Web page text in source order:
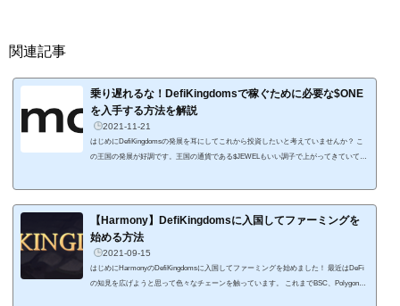
関連記事
乗り遅れるな！DefiKingdomsで稼ぐために必要な$ONE
を入手する方法を解説
2021-11-21
はじめにDefiKingdomsの発展を耳にしてこれから投資したいと考えていませんか？ こ
の王国の発展が好調です。王国の通貨である$JEWELもいい調子で上がってきていて、
入国するにはとりあえず$ONEが必要です。 この記事では、DeFiKingdomsにこれから
投資する人がまず必...
【Harmony】DefiKingdomsに入国してファーミングを
始める方法
2021-09-15
はじめにHarmonyのDefiKingdomsに入国してファーミングを始めました！ 最近はDeFi
の知見を広げようと思って色々なチェーンを触っています。 これまでBSC、Polygon、